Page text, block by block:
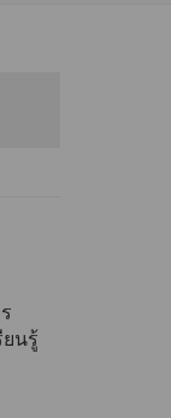
นรู้